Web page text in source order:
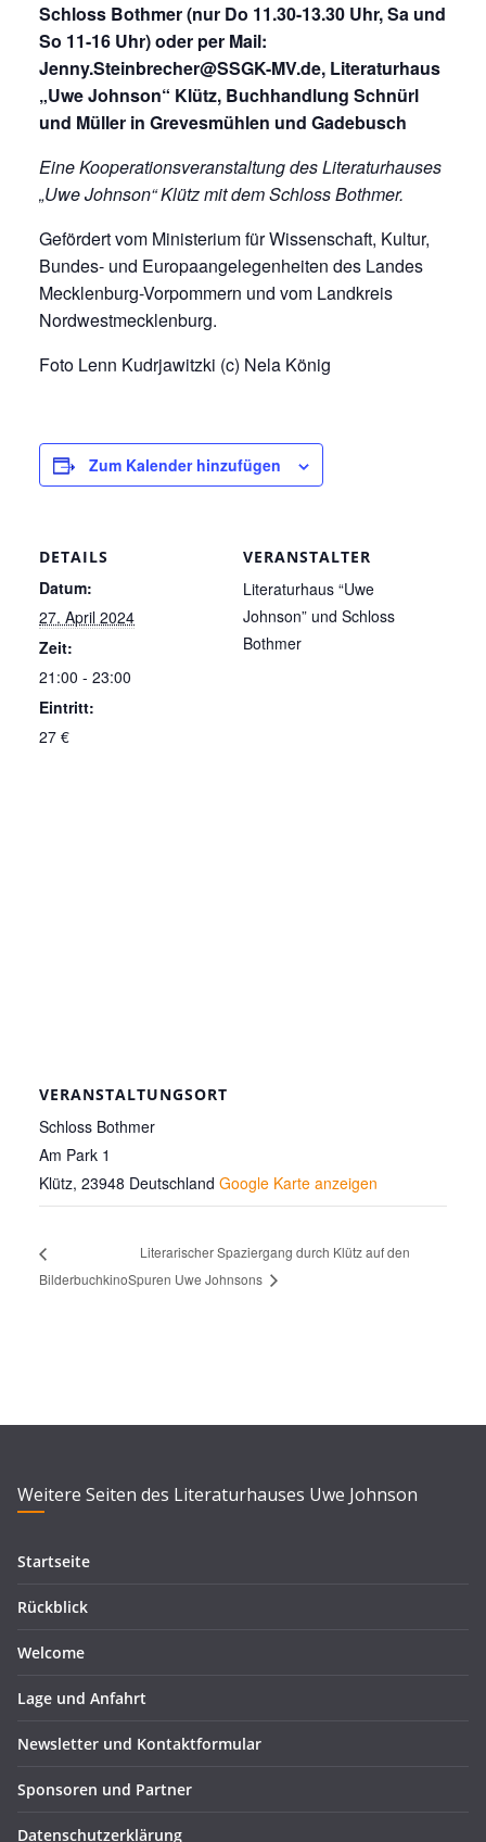
Schloss Bothmer (nur Do 11.30-13.30 Uhr, Sa und
So 11-16 Uhr) oder per Mail:
Jenny.Steinbrecher@SSGK-MV.de, Literaturhaus
„Uwe Johnson“ Klütz, Buchhandlung Schnürl
und Müller in Grevesmühlen und Gadebusch
Eine Kooperationsveranstaltung des Literaturhauses
„Uwe Johnson“ Klütz mit dem Schloss Bothmer.
Gefördert vom Ministerium für Wissenschaft, Kultur,
Bundes- und Europaangelegenheiten des Landes
Mecklenburg-Vorpommern und vom Landkreis
Nordwestmecklenburg.
Foto Lenn Kudrjawitzki (c) Nela König
Zum Kalender hinzufügen
DETAILS
Datum:
27. April 2024
Zeit:
21:00 - 23:00
Eintritt:
27 €
VERANSTALTER
Literaturhaus “Uwe
Johnson” und Schloss
Bothmer
VERANSTALTUNGSORT
Schloss Bothmer
Am Park 1
Klütz, 23948 Deutschland Google Karte anzeigen
Bilderbuchkino
Literarischer Spaziergang durch Klütz auf den
Spuren Uwe Johnsons
Weitere Seiten des Literaturhauses Uwe Johnson
Startseite
Rückblick
Welcome
Lage und Anfahrt
Newsletter und Kontaktformular
Sponsoren und Partner
Datenschutzerklärung